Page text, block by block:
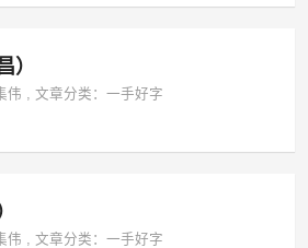
）
伟 ,文章分类：一手好字
伟 ,文章分类：一手好字